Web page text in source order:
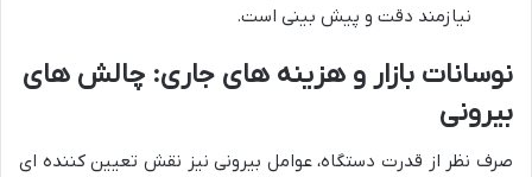
نیازمند دقت و پیش بینی است.
نوسانات بازار و هزینه های جاری: چالش های
بیرونی
صرف نظر از قدرت دستگاه، عوامل بیرونی نیز نقش تعیین کننده ای